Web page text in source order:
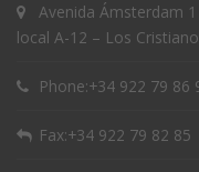
Avenida Ámsterdam
local A-12 – Los
Phone:+34 922 79 86
Fax:+34 922 79 82 85